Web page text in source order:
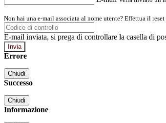
Non hai una e-mail associata al nome utente? Effettua il
E-mail inviata, si prega di controllare la casella di
Errore
Chiudi
Successo
Chiudi
Informazione